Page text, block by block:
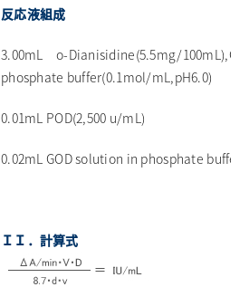
反応液組成
3.00mL o-Dianisidine(5.5mg/
phosphate buffer(0.1mol/mL,pH6.0)
0.01mL POD(2,500 u/mL)
0.02mL GOD solution in phosphate
ＩＩ．計算式